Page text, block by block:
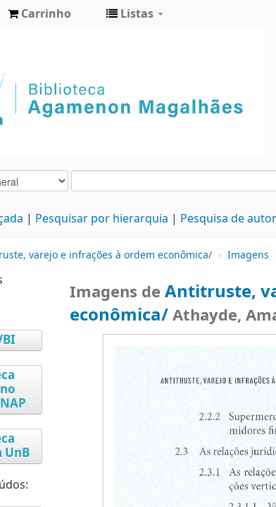
Carrinho Listas
Pesquisar por hierarquia Pesquisa de
varejo e infrações à ordem econômica/ › Imagens
UnB
Imagens deAntitruste,
econômica/Athayde,